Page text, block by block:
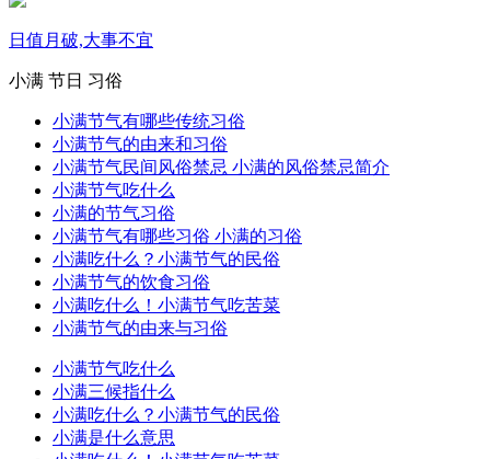
日值月破,大事不宜
小满 节日 习俗
小满节气有哪些传统习俗
小满节气的由来和习俗
小满节气民间风俗禁忌 小满的风俗禁忌简介
小满节气吃什么
小满的节气习俗
小满节气有哪些习俗 小满的习俗
小满吃什么？小满节气的民俗
小满节气的饮食习俗
小满吃什么！小满节气吃苦菜
小满节气的由来与习俗
小满节气吃什么
小满三候指什么
小满吃什么？小满节气的民俗
小满是什么意思